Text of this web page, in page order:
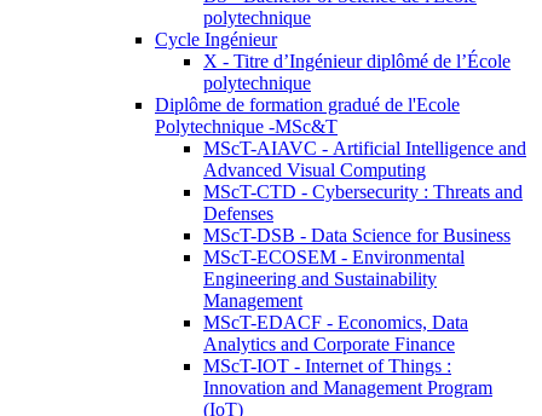
polytechnique
Cycle Ingénieur
X - Titre d’Ingénieur diplômé de l’École
polytechnique
Diplôme de formation gradué de l'Ecole
Polytechnique -MSc&T
MScT-AIAVC - Artificial Intelligence and
Advanced Visual Computing
MScT-CTD - Cybersecurity : Threats and
Defenses
MScT-DSB - Data Science for Business
MScT-ECOSEM - Environmental
Engineering and Sustainability
Management
MScT-EDACF - Economics, Data
Analytics and Corporate Finance
MScT-IOT - Internet of Things :
Innovation and Management Program
(IoT)